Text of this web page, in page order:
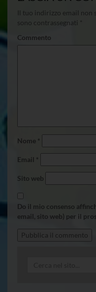
Il tuo indirizzo email non
sono contrassegnati
Commento
Nome *
Email *
Sito web
Do il mio consenso
email, sito web) per il